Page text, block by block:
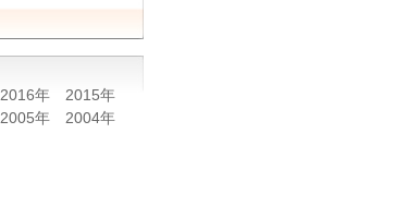
2016年
2015年
2005年
2004年